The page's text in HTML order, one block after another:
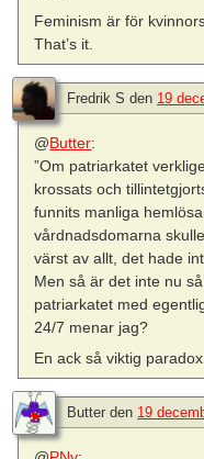
Feminism är för
That’s it.
Fredrik S den 19
@Butter:
”Om patriarkatet
krossats och
funnits manliga
vårdnadsdomarna
värst av allt, det hade
Men så är det inte nu
patriarkatet med
24/7 menar jag?
En ack så viktig
Butter den 19